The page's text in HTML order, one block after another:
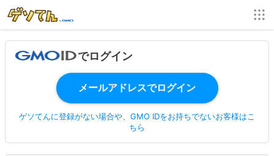
でログイン
ゲソてんに登録がない場合や、GMO IDをお持ちでないお客様はこ
ちら